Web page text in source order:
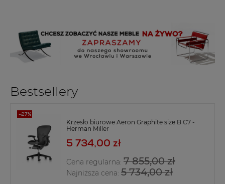
Bestsellery
Krzesło biurowe Aeron Graphite size B C7 -
Herman Miller
5 734,00 zł
Cena regularna: 7 855,00 zł
Najniższa cena: 5 734,00 zł